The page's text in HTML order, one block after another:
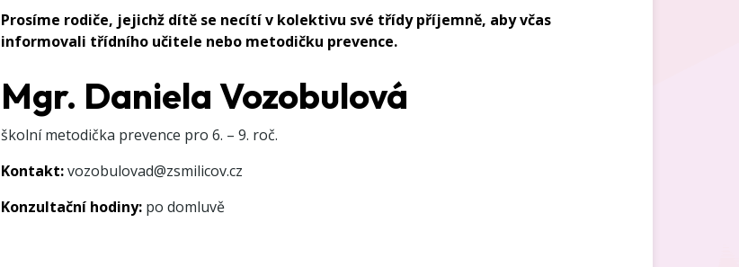
Prosíme rodiče, jejichž dítě se necítí v kolektivu své třídy příjemně, aby včas
informovali třídního učitele nebo metodičku prevence.
Mgr. Daniela Vozobulová
školní metodička prevence pro 6. – 9. roč.
Kontakt:vozobulovad@zsmilicov.cz
Konzultační hodiny:po domluvě